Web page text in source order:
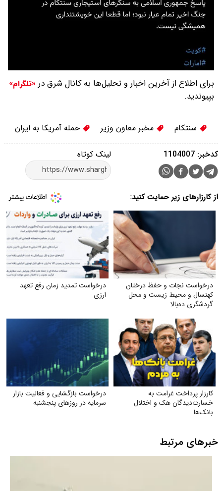
برای اطلاع از آخرین اخبار و تحلیل‌ها به کانال شرق در «تلگرام»
بپیوندید.
سنتکام مخبر معاون وزیر حمله آمریکا به ایران
لینک کوتاه کدخبر: 1104007
از کارزارهای زیر حمایت کنید:
درخواست نجات و حفظ درختان
کهنسال و محیط زیست و محل
گردشگری ده‌بالا
درخواست تمدید زمان رفع تعهد
ارزی
کارزار پرداخت غرامت به
خسارت‌دیدگان هک و اختلال
بانک‌ها
درخواست بازگشایی و فعالیت بازار
سرمایه در روزهای پنجشنبه
خبرهای مرتبط